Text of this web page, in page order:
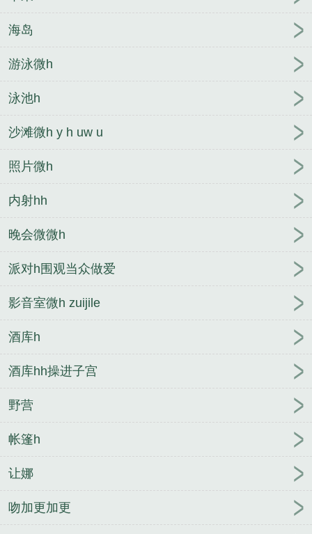
海岛
游泳微h
泳池h
沙滩微h y h uw u
照片微h
内射hh
晚会微微h
派对h围观当众做爱
影音室微h zuijile
酒库h
酒库hh操进子宫
野营
帐篷h
让娜
吻加更加更